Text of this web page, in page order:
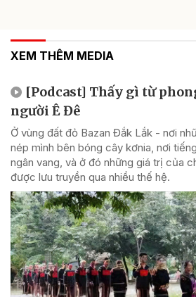
XEM THÊM MEDIA
[Podcast] Thấy gì từ
người Ê Đê
Ở vùng đất đỏ Bazan Đắk Lắk - nơi
nép mình bên bóng cây kơnia, nơi
ngân vang, và ở đó những giá trị của
được lưu truyền qua nhiều thế hệ.